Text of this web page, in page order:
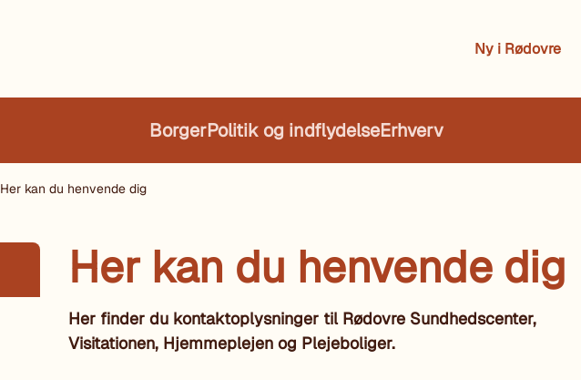
Ny i Rødovre
BorgerPolitik og indflydelseErhverv
Her kan du henvende dig
Her kan du henvende dig
Her finder du kontaktoplysninger til Rødovre Sundhedscenter,
Visitationen, Hjemmeplejen og Plejeboliger.